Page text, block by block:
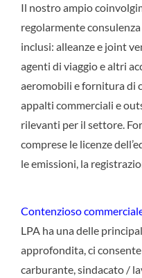
Il nostro ampio
regolarmente
inclusi: alleanze e joint
agenti di viaggio e altri
aeromobili e fornitura di
appalti commerciali e
rilevanti per il settore.
comprese le licenze
le emissioni, la
Contenzioso
LPA ha una delle
approfondita, ci
carburante, sindacato /